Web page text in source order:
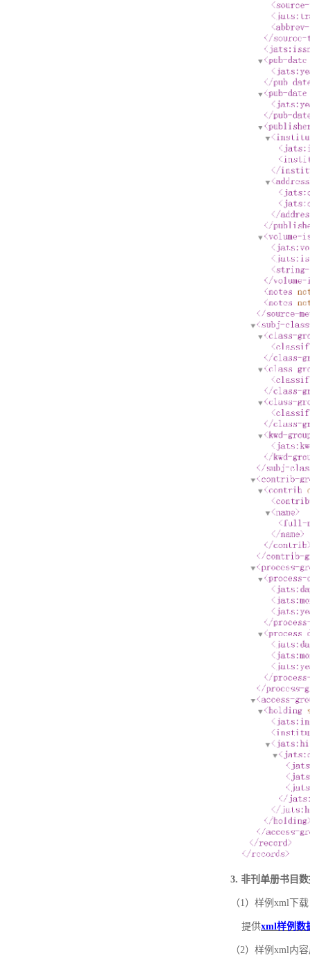
3. 非刊单册书目
（1）样例xml下载
提供xml样例数
（2）样例xml内